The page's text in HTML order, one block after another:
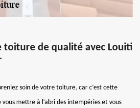
toiture de qualité avec Louiti
soin de votre toiture, car c’est cette
mettre à l’abri des intempéries et vous